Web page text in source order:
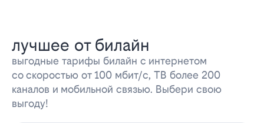
лучшее от билайн
выгодные тарифы билайн с интернетом
со скоростью от 100 мбит/с, ТВ более 200
каналов и мобильной связью. Выбери свою
выгоду!